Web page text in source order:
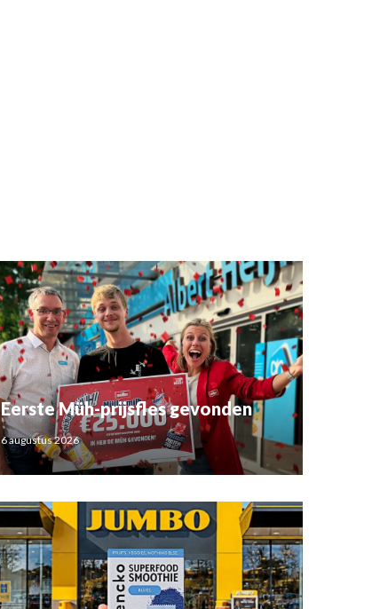
Eerste Müh-prijsfles gevonden
6 augustus 2026